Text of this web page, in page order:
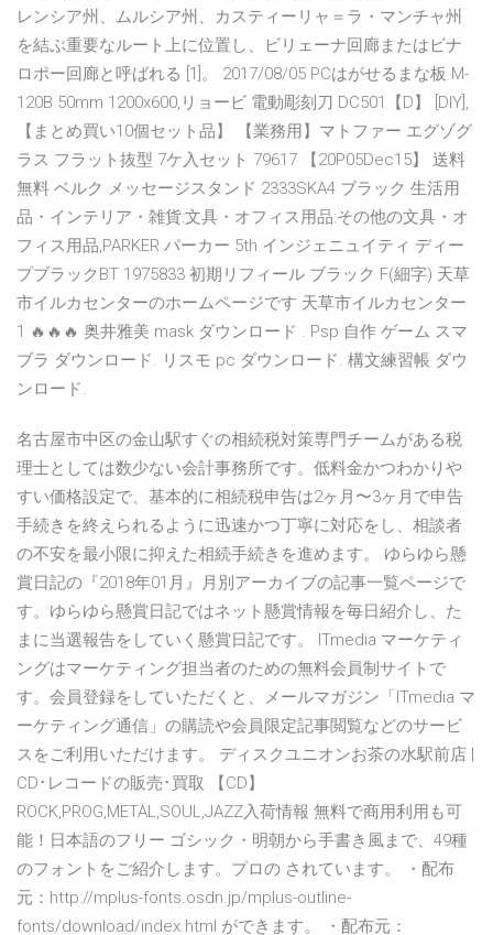
レンシア州、ムルシア州、カスティーリャ＝ラ・マンチャ州
を結ぶ重要なルート上に位置し、ビリェーナ回廊またはビナ
ロポー回廊と呼ばれる [1]。 2017/08/05 PCはがせるまな板 M-
120B 50mm 1200x600,リョービ 電動彫刻刀 DC501【D】 [DIY],
【まとめ買い10個セット品】 【業務用】マトファー エグゾグ
ラス フラット抜型 7ケ入セット 79617 【20P05Dec15】 送料
無料 ベルク メッセージスタンド 2333SKA4 ブラック 生活用
品・インテリア・雑貨:文具・オフィス用品:その他の文具・オ
フィス用品,PARKER パーカー 5th インジェニュイティ ディー
プブラックBT 1975833 初期リフィール ブラック F(細字) 天草
市イルカセンターのホームページです 天草市イルカセンター
1 🔥🔥🔥 奥井雅美 mask ダウンロード . Psp 自作 ゲーム スマ
ブラ ダウンロード. リスモ pc ダウンロード. 構文練習帳 ダウ
ンロード.
名古屋市中区の金山駅すぐの相続税対策専門チームがある税
理士としては数少ない会計事務所です。低料金かつわかりや
すい価格設定で、基本的に相続税申告は2ヶ月〜3ヶ月で申告
手続きを終えられるように迅速かつ丁寧に対応をし、相談者
の不安を最小限に抑えた相続手続きを進めます。 ゆらゆら懸
賞日記の『2018年01月』月別アーカイブの記事一覧ページで
す。ゆらゆら懸賞日記ではネット懸賞情報を毎日紹介し、た
まに当選報告をしていく懸賞日記です。 ITmedia マーケティ
ングはマーケティング担当者のための無料会員制サイトで
す。会員登録をしていただくと、メールマガジン「ITmedia マ
ーケティング通信」の購読や会員限定記事閲覧などのサービ
スをご利用いただけます。 ディスクユニオンお茶の水駅前店 |
CD･レコードの販売･買取 【CD】
ROCK,PROG,METAL,SOUL,JAZZ入荷情報 無料で商用利用も可
能！日本語のフリー ゴシック・明朝から手書き風まで、49種
のフォントをご紹介します。プロの されています。 ・配布
元：http://mplus-fonts.osdn.jp/mplus-outline-
fonts/download/index.html ができます。 ・配布元：